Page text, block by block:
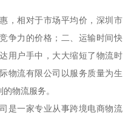
，相对于市场平均价，深圳市
争力的价格；二、运输时间快
用户手中，大大缩短了物流时
物流有限公司以服务质量为生
物流服务。
是一家专业从事跨境电商物流